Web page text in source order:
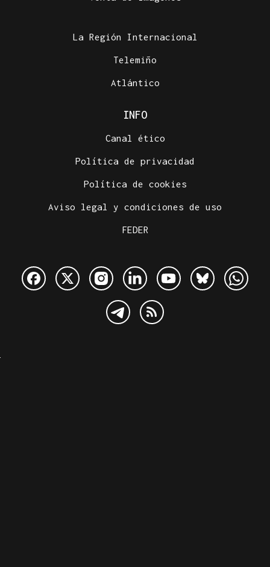
La Región Internacional
Telemiño
Atlántico
INFO
Canal ético
Política de privacidad
Política de cookies
Aviso legal y condiciones de uso
FEDER